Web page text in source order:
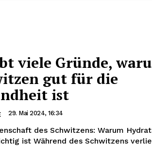
viele Gründe,
gut für die
ist
29. Mai 2024, 16:34
des Schwitzens: Warum
ist Während des Schwitzens